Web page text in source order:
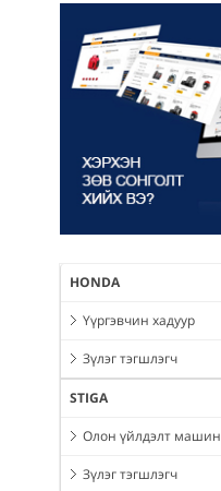
HONDA
Үүргэвчин хадуур
Зүлэг тэгшлэгч
STIGA
Олон үйлдэлт машин
Зүлэг тэгшлэгч